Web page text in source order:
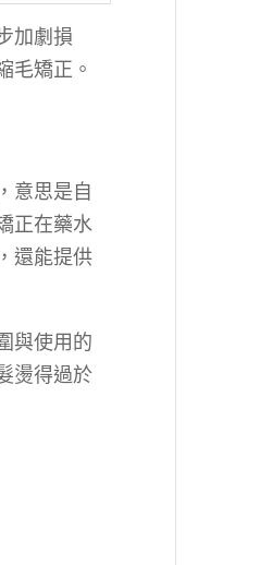
加劇損
毛矯正。
意思是自
正在藥水
還能提供
與使用的
燙得過於